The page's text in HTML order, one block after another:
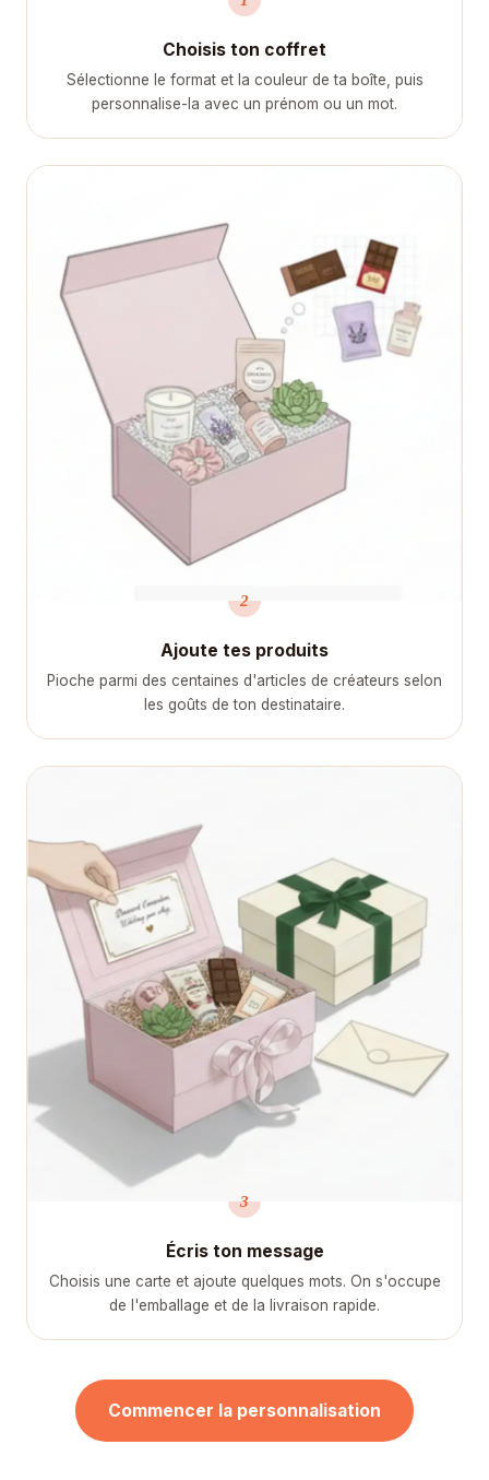
Choisis ton coffret
Sélectionne le format et la couleur de ta boîte, puis
personnalise-la avec un prénom ou un mot.
2
Ajoute tes produits
Pioche parmi des centaines d'articles de créateurs selon
les goûts de ton destinataire.
3
Écris ton message
Choisis une carte et ajoute quelques mots. On s'occupe
de l'emballage et de la livraison rapide.
Commencer la personnalisation